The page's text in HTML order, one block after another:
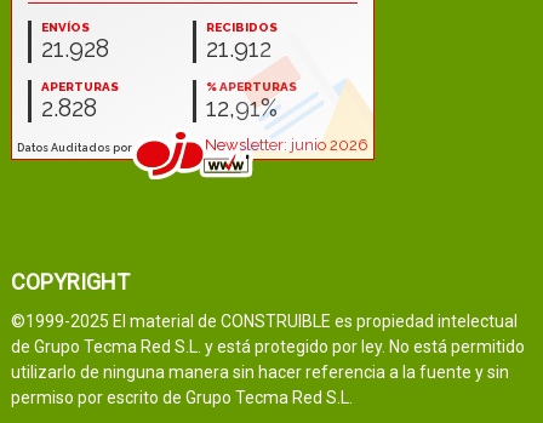
COPYRIGHT
©1999-2025 El material de CONSTRUIBLE es propiedad intelectual
de Grupo Tecma Red S.L. y está protegido por ley. No está permitido
utilizarlo de ninguna manera sin hacer referencia a la fuente y sin
permiso por escrito de Grupo Tecma Red S.L.